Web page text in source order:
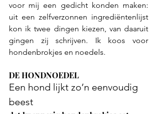
voor mij een gedicht konden maken:
uit een zelfverzonnen ingrediëntenlijst
kon ik twee dingen kiezen, van daaruit
gingen zij schrijven. Ik koos voor
hondenbrokjes en noedels.
DE HONDNOEDEL
Een hond lijkt zo’n eenvoudig
beest